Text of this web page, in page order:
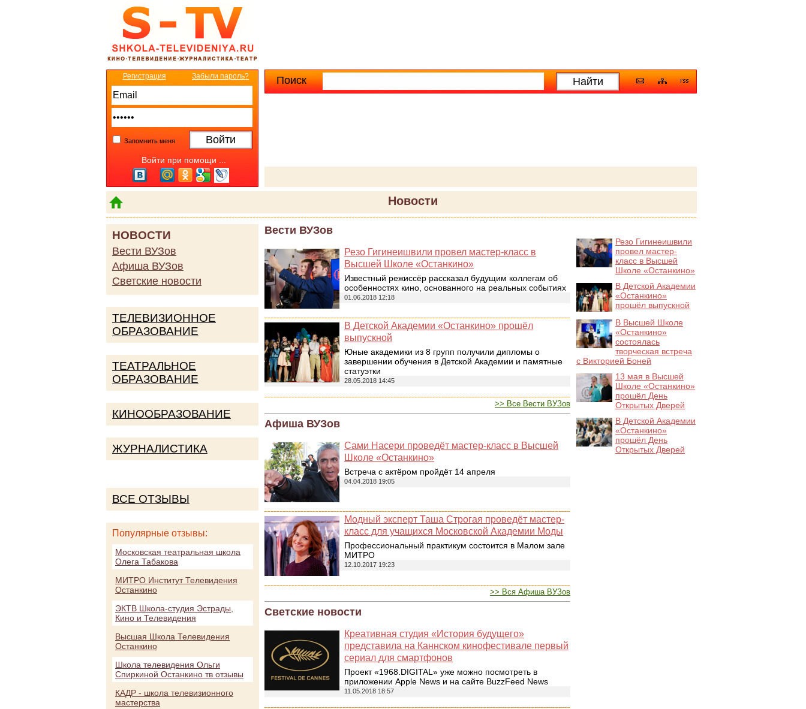
Поиск
Расширенный поиск
Новости
Регистрация Забыли пароль?
Запомнить меня
Войти при помощи ...
Вести ВУЗов
Резо Гигинеишвили провел мастер-класс в
Высшей Школе «Останкино»
Известный режиссёр рассказал будущим коллегам об
особенностях кино, основанного на реальных событиях
01.06.2018 12:18
В Детской Академии «Останкино» прошёл
выпускной
Юные академики из 8 групп получили дипломы о
завершении обучения в Детской Академии и памятные
статуэтки
28.05.2018 14:45
>> Все Вести ВУЗов
Афиша ВУЗов
Сами Насери проведёт мастер-класс в Высшей
Школе «Останкино»
Встреча с актёром пройдёт 14 апреля
04.04.2018 19:05
Модный эксперт Таша Строгая проведёт мастер-
класс для учащихся Московской Академии Моды
Профессиональный практикум состоится в Малом зале
МИТРО
12.10.2017 19:23
>> Вся Афиша ВУЗов
Светские новости
Креативная студия «История будущего»
представила на Каннском кинофестивале первый
сериал для смартфонов
Проект «1968.DIGITAL» уже можно посмотреть в
приложении Apple News и на сайте BuzzFeed News
11.05.2018 18:57
Резо Гигинеишвили
провел мастер-
класс в Высшей
Школе «Останкино»
В Детской Академии
«Останкино»
прошёл выпускной
В Высшей Школе
«Останкино»
состоялась
творческая встреча
с Викторией Боней
13 мая в Высшей
Школе «Останкино»
прошёл День
Открытых Дверей
В Детской Академии
«Останкино»
прошёл День
Открытых Дверей
НОВОСТИ
Вести ВУЗов
Афиша ВУЗов
Светские новости
ТЕЛЕВИЗИОННОЕ
ОБРАЗОВАНИЕ
ТЕАТРАЛЬНОЕ
ОБРАЗОВАНИЕ
КИНООБРАЗОВАНИЕ
ЖУРНАЛИСТИКА
ВСЕ ОТЗЫВЫ
Популярные отзывы:
Московская театральная школа
Олега Табакова
МИТРО Институт Телевидения
Останкино
ЭКТВ Школа-студия Эстрады,
Кино и Телевидения
Высшая Школа Телевидения
Останкино
Школа телевидения Ольги
Спиркиной Останкино тв отзывы
КАДР - школа телевизионного
мастерства